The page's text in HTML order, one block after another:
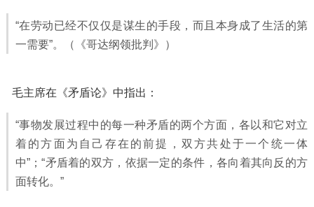
“在劳动已经不仅仅是谋生的手段，而且本身成了生活的第
一需要”。
（《哥达纲领批判》）
毛主席在《矛盾论》中指出：
“事物发展过程中的每一种矛盾的两个方面，各以和它对立
着的方面为自己存在的前提，双方共处于一个统一体
中”；“矛盾着的双方，依据一定的条件，各向着其向反的方
面转化。”